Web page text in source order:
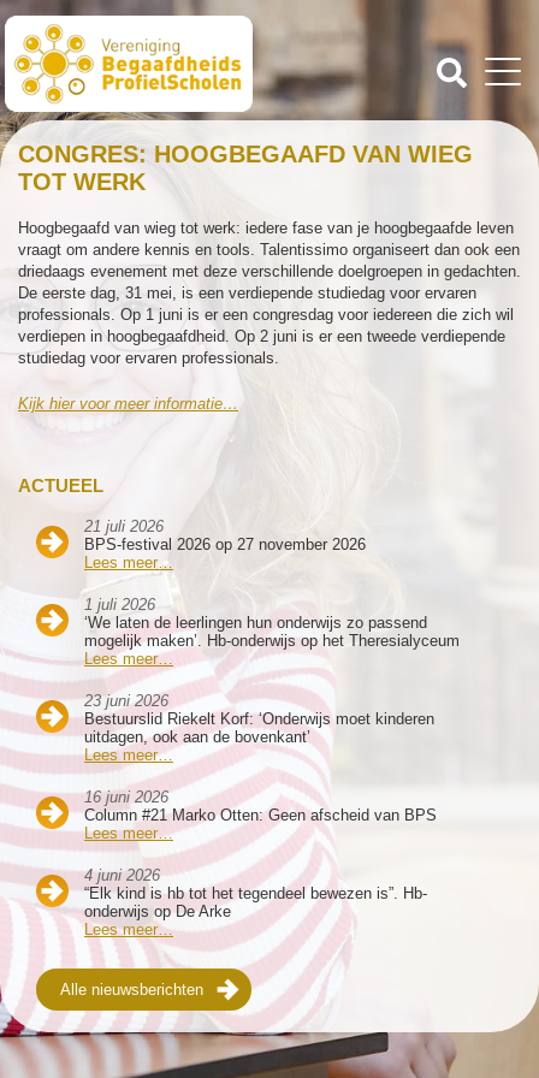
ACTUEEL
21 juli 2026
BPS-festival 2026 op 27 november 2026
Lees meer…
1 juli 2026
‘We laten de leerlingen hun onderwijs zo passend
mogelijk maken’. Hb-onderwijs op het Theresialyceum
Lees meer…
23 juni 2026
Bestuurslid Riekelt Korf: ‘Onderwijs moet kinderen
uitdagen, ook aan de bovenkant’
Lees meer…
16 juni 2026
Column #21 Marko Otten: Geen afscheid van BPS
Lees meer…
4 juni 2026
“Elk kind is hb tot het tegendeel bewezen is”. Hb-
onderwijs op De Arke
Lees meer…
Alle nieuwsberichten
CONGRES: HOOGBEGAAFD VAN WIEG
TOT WERK
Hoogbegaafd van wieg tot werk: iedere fase van je hoogbegaafde leven
vraagt om andere kennis en tools. Talentissimo organiseert dan ook een
driedaags evenement met deze verschillende doelgroepen in gedachten.
De eerste dag, 31 mei, is een verdiepende studiedag voor ervaren
professionals. Op 1 juni is er een congresdag voor iedereen die zich wil
verdiepen in hoogbegaafdheid. Op 2 juni is er een tweede verdiepende
studiedag voor ervaren professionals.
Kijk hier voor meer informatie…